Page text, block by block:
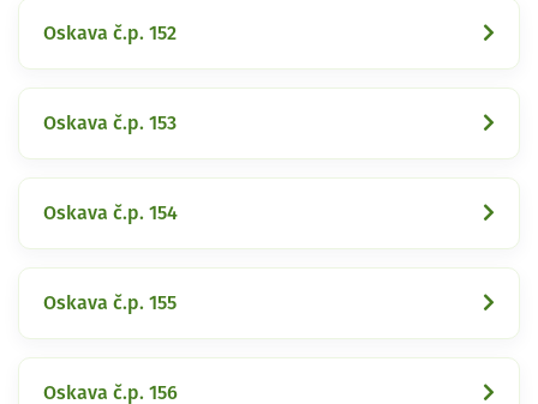
Oskava č.p. 152
Oskava č.p. 153
Oskava č.p. 154
Oskava č.p. 155
Oskava č.p. 156